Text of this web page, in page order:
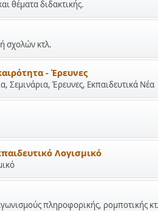
θέματα διδακτικής.
σχολών κτλ.
- Έρευνες
Σεμινάρια, Έρευνες, Εκπαιδευτικά Νέα
Λογισμικό
πληροφορικής, ρομποτικής